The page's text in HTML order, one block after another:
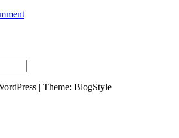
| Theme: BlogStyle